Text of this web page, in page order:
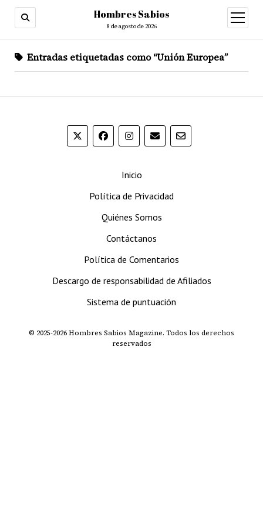
Hombres Sabios
8 de agosto de 2026
abrir
menú
Entradas etiquetadas como “Unión Europea”
Inicio
Política de Privacidad
Quiénes Somos
Contáctanos
Política de Comentarios
Descargo de responsabilidad de Afiliados
Sistema de puntuación
© 2025-2026 Hombres Sabios Magazine. Todos los derechos
reservados